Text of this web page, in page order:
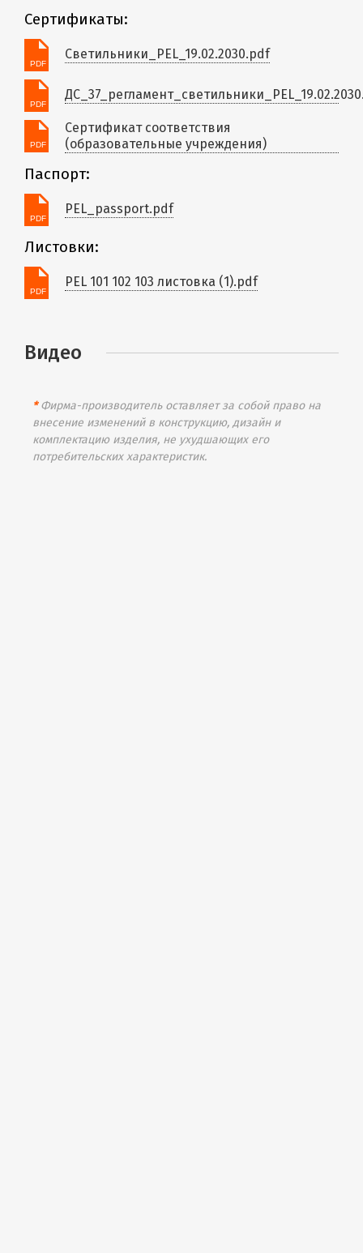
Сертификаты:
Светильники_PEL_19.02.2030.pdf
Сертификат соответствия
(образовательные учреждения)
Паспорт:
PEL_passport.pdf
Листовки:
PEL 101 102 103 листовка (1).pdf
Видео
*Фирма-производитель оставляет за собой право на
внесение изменений в конструкцию, дизайн и
комплектацию изделия, не ухудшающих его
потребительских характеристик.